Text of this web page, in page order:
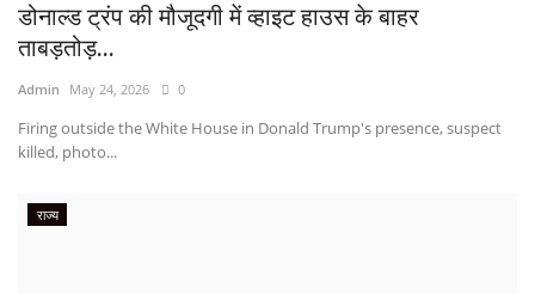
डोनाल्ड ट्रंप की मौजूदगी में व्हाइट हाउस के बाहर
ताबड़तोड़...
Admin May 24, 2026 0
Firing outside the White House in Donald Trump's presence, suspect
killed, photo...
राज्य